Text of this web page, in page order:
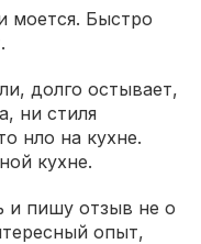
моется. Быстро
долго остывает,
ни стиля
нло на кухне.
кухне.
и пишу отзыв не о
опыт,